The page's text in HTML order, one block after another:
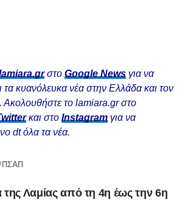
στο Google Newsγια να
τα κυανόλευκα νέα στην Ελλάδα και τον
το lamiara.gr στο
και στο Instagram για να
dt όλα τα νέα.
ΠΣΑΠ
Λαμίας από τη 4η έως την 6η